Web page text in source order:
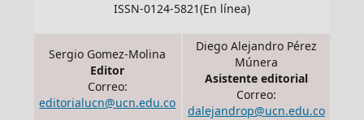
ISSN-0124-5821(En línea)
Sergio Gomez-Molina
Editor
Correo:
editorialucn@ucn.edu.co
Diego Alejandro Pérez
Múnera
Asistente editorial
Correo:
dalejandrop@ucn.edu.co